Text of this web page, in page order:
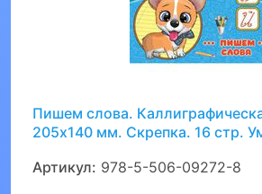
Пишем слова.
205х140 мм. Скрепка. 16 стр.
Артикул: 978-5-506-09272-8